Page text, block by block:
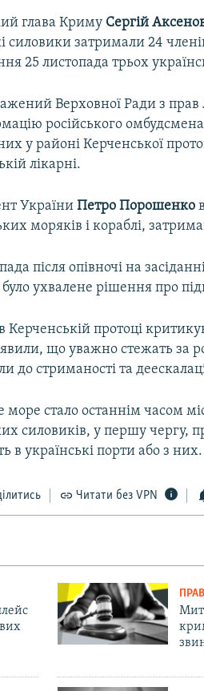
глава Криму Сергій
силовики затримали 24
25 листопада трьох
Верховної Ради з
російського
у районі Керченської
лікарні.
УкраїниПетро Порошенко
моряків і кораблі,
після опівночі на
ухвалене рішення про
в Керченській протоці
що уважно стежать за
до стриманості та
море стало останнім часом
силовиків, у першу чергу,
в українські порти або з них.
Читати без VPN